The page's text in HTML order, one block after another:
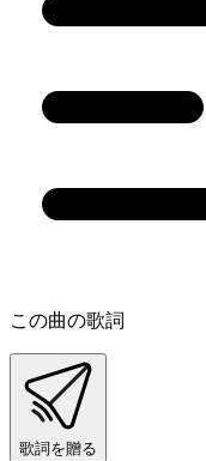
この曲の歌詞
歌詞を贈る